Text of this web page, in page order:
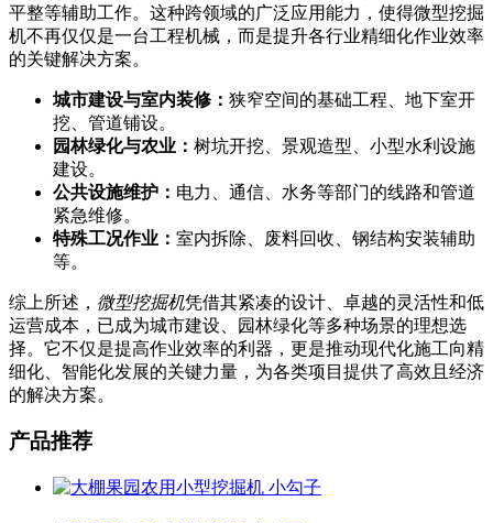
平整等辅助工作。这种跨领域的广泛应用能力，使得微型挖掘
机不再仅仅是一台工程机械，而是提升各行业精细化作业效率
的关键解决方案。
城市建设与室内装修： 狭窄空间的基础工程、地下室开
挖、管道铺设。
园林绿化与农业： 树坑开挖、景观造型、小型水利设施
建设。
公共设施维护： 电力、通信、水务等部门的线路和管道
紧急维修。
特殊工况作业： 室内拆除、废料回收、钢结构安装辅助
等。
综上所述， 微型挖掘机凭借其紧凑的设计、卓越的灵活性和低
运营成本，已成为城市建设、园林绿化等多种场景的理想选
择。它不仅是提高作业效率的利器，更是推动现代化施工向精
细化、智能化发展的关键力量，为各类项目提供了高效且经济
的解决方案。
产品推荐